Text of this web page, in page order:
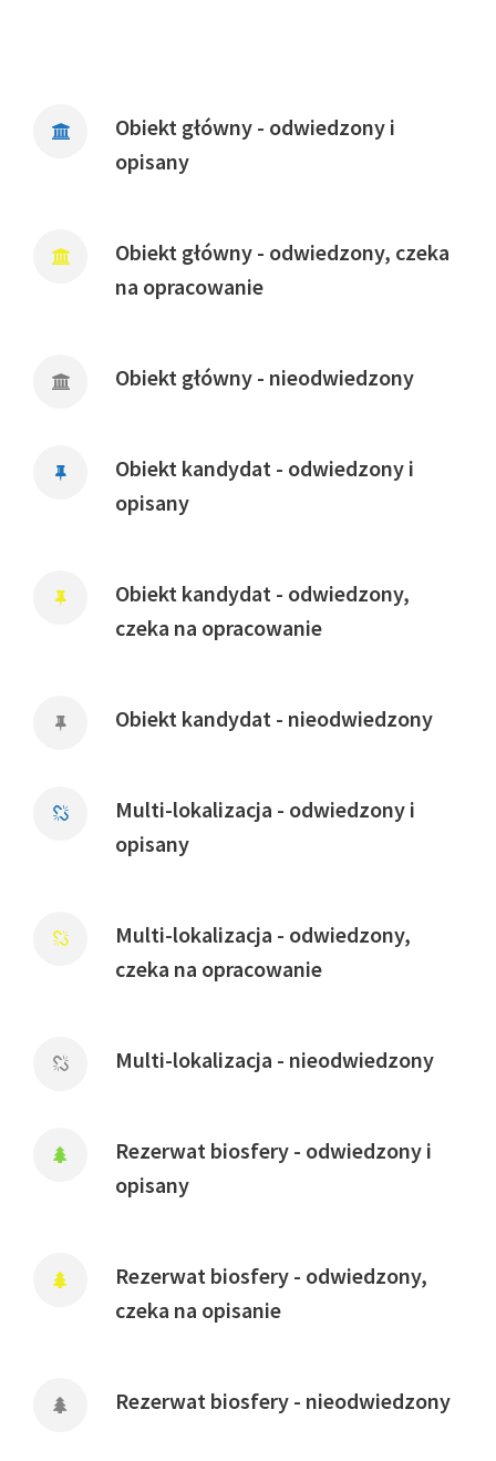
Obiekt główny - odwiedzony i
opisany
Obiekt główny - odwiedzony, czeka
na opracowanie
Obiekt główny - nieodwiedzony
Obiekt kandydat - odwiedzony i
opisany
Obiekt kandydat - odwiedzony,
czeka na opracowanie
Obiekt kandydat - nieodwiedzony
Multi-lokalizacja - odwiedzony i
opisany
Multi-lokalizacja - odwiedzony,
czeka na opracowanie
Multi-lokalizacja - nieodwiedzony
Rezerwat biosfery - odwiedzony i
opisany
Rezerwat biosfery - odwiedzony,
czeka na opisanie
Rezerwat biosfery - nieodwiedzony